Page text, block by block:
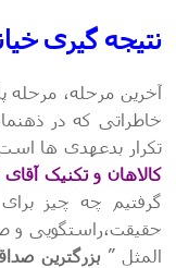
نتیجه گیری
آخرین مرحله، مرحله
خاطراتی که در
تکرار بدعهدی ها
کالاهان و تکنیک آقای
گرفتیم چه چیز
حقیقت،راستگویی و
المثل ”بزرگترین